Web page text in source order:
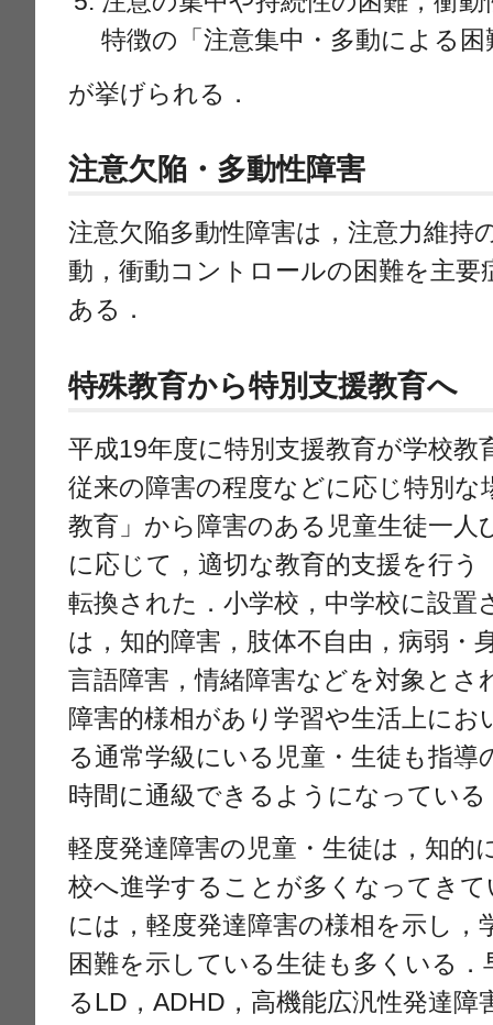
特徴の「注意集中・多動による困
が挙げられる．
注意欠陥・多動性障害
注意欠陥多動性障害は，注意力維持
動，衝動コントロールの困難を主要
ある．
特殊教育から特別支援教育へ
平成19年度に特別支援教育が学校教
従来の障害の程度などに応じ特別な
教育」から障害のある児童生徒一人
に応じて，適切な教育的支援を行う
転換された．小学校，中学校に設置
は，知的障害，肢体不自由，病弱・
言語障害，情緒障害などを対象とさ
障害的様相があり学習や生活上に
る通常学級にいる児童・生徒も指導
時間に通級できるようになっている
軽度発達障害の児童・生徒は，知的
校へ進学することが多くなってき
には，軽度発達障害の様相を示し，
困難を示している生徒も多くいる
るLD，ADHD，高機能広汎性発達障